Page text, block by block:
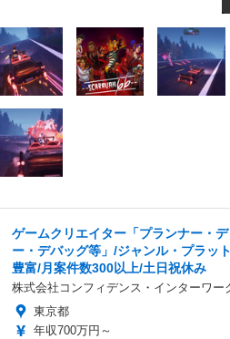
ゲームクリエイター「プランナー・デ
ー・デバッグ等」/ジャンル・プラッ
豊富/月案件数300以上/土日祝休み
株式会社コンフィデンス・インターワー
東京都
年収700万円～